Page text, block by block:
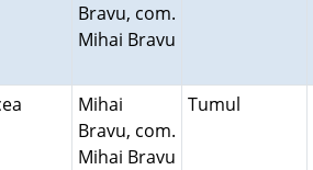
Bravu, com.
Mihai Bravu
Mihai
Bravu, com.
Mihai Bravu
Tumul